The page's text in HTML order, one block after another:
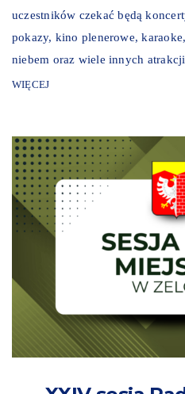
uczestników czekać będą
pokazy, kino plenerowe,
niebem oraz wiele innych
WIĘCEJ